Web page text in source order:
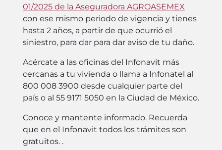
01/2025 de la Aseguradora AGROASEMEX
con ese mismo periodo de vigencia y tienes
hasta 2 años, a partir de que ocurrió el
siniestro, para dar para dar aviso de tu daño.
Acércate a las oficinas del Infonavit más
cercanas a tu vivienda o llama a Infonatel al
800 008 3900 desde cualquier parte del
país o al 55 9171 5050 en la Ciudad de México.
Conoce y mantente informado. Recuerda
que en el Infonavit todos los trámites son
gratuitos. .